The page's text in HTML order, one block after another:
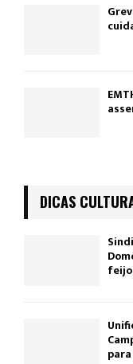
DICAS